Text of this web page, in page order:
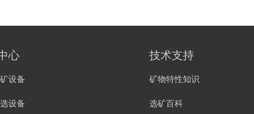
心
设备
设备
技术支持
矿物特性知识
选矿百科